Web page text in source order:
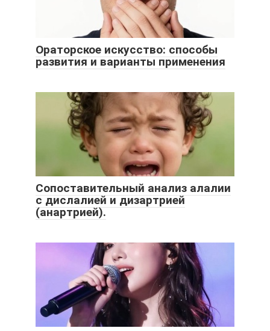
Ораторское искусство: способы
развития и варианты применения
Сопоставительный анализ алалии
с дислалией и дизартрией
(анартрией).